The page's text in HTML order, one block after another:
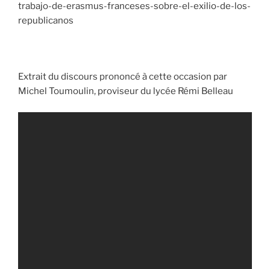
trabajo-de-erasmus-franceses-sobre-el-exilio-de-los-
republicanos
Extrait du discours prononcé à cette occasion par
Michel Toumoulin, proviseur du lycée Rémi Belleau